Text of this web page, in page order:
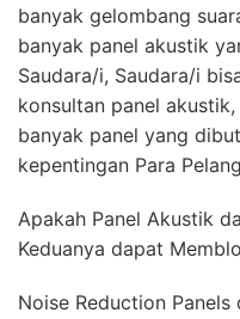
banyak gelombang
banyak panel akustik
Saudara/i, Saudara/i
konsultan panel
banyak panel yang
kepentingan Para
Apakah Panel Akustik
Keduanya dapat
Noise Reduction